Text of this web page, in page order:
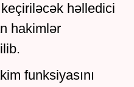
keçiriləcək həlledici
hakimlər
funksiyasını